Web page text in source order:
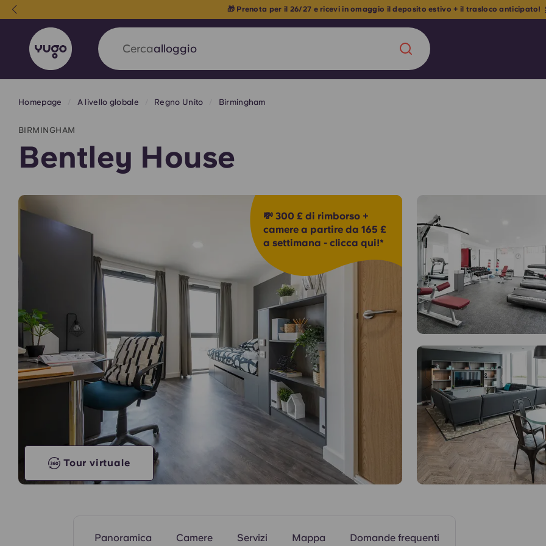
Cercapaese
Yugo VCARB: Verso una nuova era nel
settore Alloggi per Studenti
La partnership pionieristica Yugocon VCARB alimenta
l'innovazione, l'ambizione e momenti indimenticabili per gli
Domande
Blog
English (GB) English (US)
Camere Classic con bagno privato ora a partire da sole 184 £ a settimana per il 26/27!Prenota
Homepage A livello globale Regno Unito Birmingham
BIRMINGHAM
Bentley House
💸 300 £ di rimborso +
camere a partire da 165 £
a settimana - clicca qui!*
Tour virtuale
Cucina comune Aree comuni
Panoramica Camere Servizi Mappa Domande frequenti